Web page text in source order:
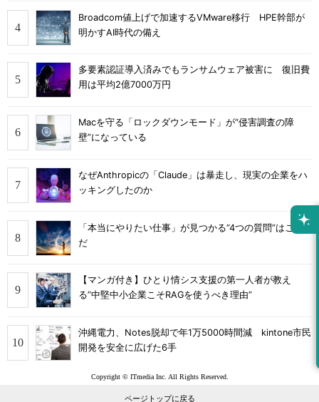
Broadcom値上げで加速するVMware移行 HPE幹部が
明かすAI時代の備え
多要素認証導入済みでもランサムウェア被害に 復旧費
用は平均2億7000万円
Macを守る「ロックダウンモード」が“侵害調査の障
壁”になっている
なぜAnthropicの「Claude」は暴走し、現実の企業をハ
ッキングしたのか
「本当にやりたい仕事」が見つかる“4つの質問”はこれ
だ
【マンガ付き】ひとり情シス支援の第一人者が教え
る”中堅中小企業こそRAGを使うべき理由”
沖縄電力、Notes脱却で年1万5000時間減 kintone市民
開発を安全に広げた6手
Copyright © ITmedia Inc. All Rights Reserved.
ページトップに戻る